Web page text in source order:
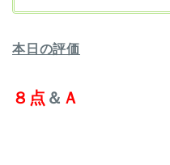
本日の評価
８点 ＆ Ａ